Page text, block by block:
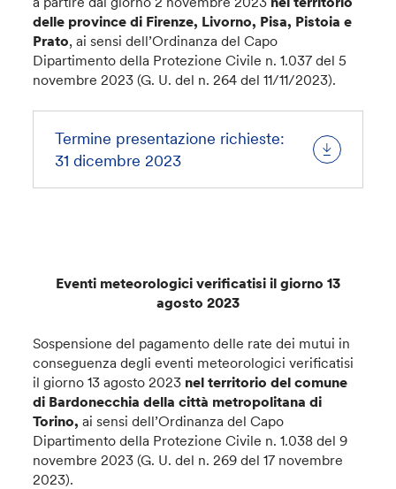
delle province di Firenze, Livorno, Pisa, Pistoia e
Prato, ai sensi dell’Ordinanza del Capo
Dipartimento della Protezione Civile n. 1.037 del 5
novembre 2023 (G. U. del n. 264 del 11/11/2023).
Termine presentazione richieste:
31 dicembre 2023
Eventi meteorologici verificatisi il giorno 13
agosto 2023
Sospensione del pagamento delle rate dei mutui in
conseguenza degli eventi meteorologici verificatisi
il giorno 13 agosto 2023 nel territorio del comune
di Bardonecchia della città metropolitana di
Torino, ai sensi dell’Ordinanza del Capo
Dipartimento della Protezione Civile n. 1.038 del 9
novembre 2023 (G. U. del n. 269 del 17 novembre
2023).